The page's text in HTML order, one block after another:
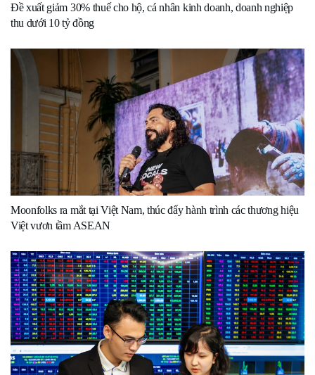
Đề xuất giảm 30% thuế cho hộ, cá nhân kinh doanh, doanh nghiệp
thu dưới 10 tỷ đồng
Moonfolks ra mắt tại Việt Nam, thúc đẩy hành trình các thương hiệu
Việt vươn tầm ASEAN